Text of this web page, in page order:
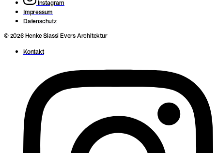
Instagram
Impressum
Datenschutz
© 2026 Henke Siassi Evers Architektur
Kontakt